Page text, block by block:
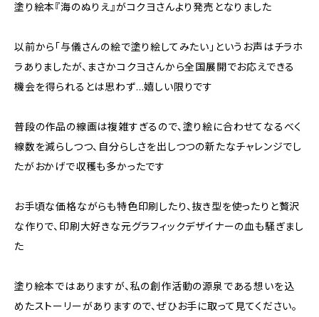
塗り絵本『海のぬりえ』がコクヨさんより発売となりました
以前から「与儀さんの絵で塗り絵してみたい」というお声はチラホ
ラありましたが、まさかコクヨさんから全国展開でお応えできる
機会を得られるとは思わず…嬉しい限りです
普段の作品の線画は複雑すぎるので、塗り絵に合わせてなるべく
線数を減らしつつ、自分らしさを出しつつの新たなチャレンジでし
たがおかげで収穫も多かったです
お手頃な価格ながらも特色印刷したり、抜き型を使ったりと贅沢
な作りで、印刷大好きな元グラフィックデザイナーの血も騒ぎまし
た
塗り絵本ではありますが、私の創作活動の源泉である想いを込
めたストーリーがありますので、ぜひお手に取って見てください。